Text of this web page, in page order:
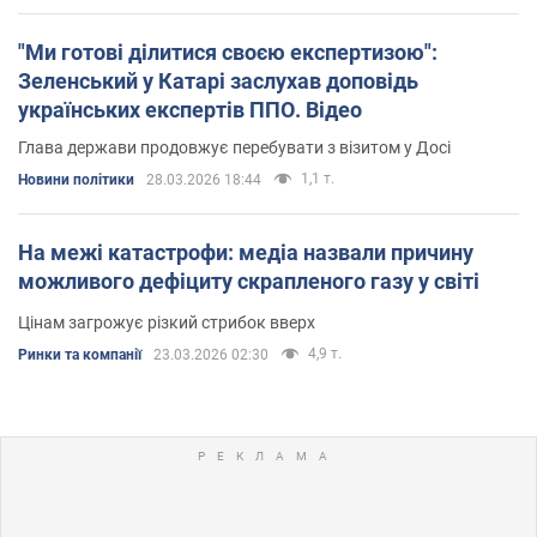
"Ми готові ділитися своєю експертизою":
Зеленський у Катарі заслухав доповідь
українських експертів ППО. Відео
Глава держави продовжує перебувати з візитом у Досі
Новини політики 28.03.2026 18:44 1,1 т.
На межі катастрофи: медіа назвали причину
можливого дефіциту скрапленого газу у світі
Цінам загрожує різкий стрибок вверх
Ринки та компанії 23.03.2026 02:30 4,9 т.